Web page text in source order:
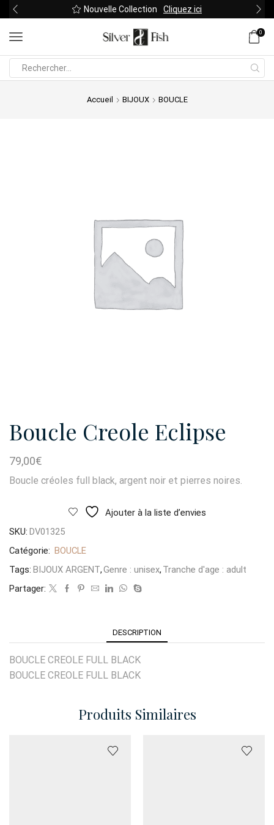
Nouvelle Collection Cliquez ici
0
Accueil BIJOUX BOUCLE
Boucle Creole Eclipse
79,00€
Boucle créoles full black, argent noir et pierres noires.
Ajouter à la liste d’envies
SKU: DV01325
Catégorie: BOUCLE
Tags: BIJOUX ARGENT,Genre : unisex, Tranche d'age : adult
Partager:
DESCRIPTION
BOUCLE CREOLE FULL BLACK
BOUCLE CREOLE FULL BLACK
Produits Similaires